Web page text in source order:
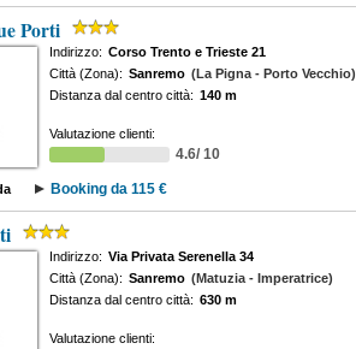
Porti
Indirizzo: Corso Trento e Trieste 21
Città (Zona): Sanremo (La Pigna - Porto Vecchio)
Distanza dal centro città: 140 m
Valutazione clienti:
4.6/ 10
Booking da 115 €
Indirizzo: Via Privata Serenella 34
Città (Zona): Sanremo (Matuzia - Imperatrice)
Distanza dal centro città: 630 m
Valutazione clienti: